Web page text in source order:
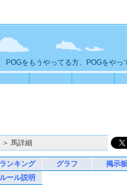
をもうやってる方、POGをやっ
＞ 馬詳細
ランキング グラフ 掲示板
ルール説明